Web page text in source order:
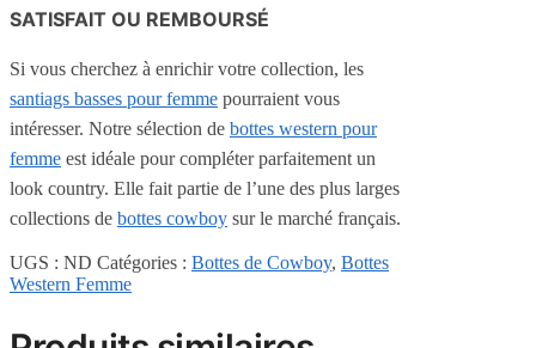
SATISFAIT OU REMBOURSÉ
Si vous cherchez à enrichir votre collection, les
santiags basses pour femme pourraient vous
intéresser. Notre sélection de bottes western pour
femme est idéale pour compléter parfaitement un
look country. Elle fait partie de l’une des plus larges
collections de bottes cowboy sur le marché français.
UGS : ND Catégories : Bottes de Cowboy, Bottes
Western Femme